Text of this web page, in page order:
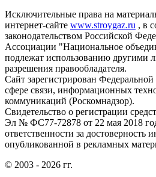
Исключительные права на
интернет-сайте www.stroygaz.ru , в
законодательством Российской
Ассоциации "Национальное
подлежат использованию другими
разрешения правообладателя.
Сайт зарегистрирован
сфере связи, информационных
коммуникаций (Роскомнадзор).
Свидетельство о регистрации
Эл № ФС77-72878 от 22 мая 2018
ответственности за достоверность
опубликованной в рекламных
© 2003 - 2026 гг.